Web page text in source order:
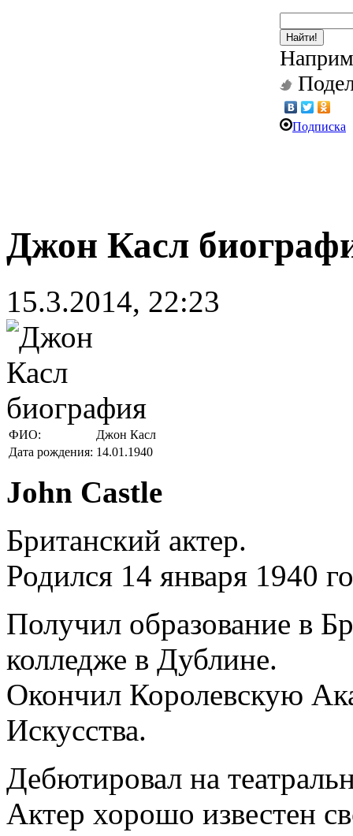
Найти!
Подписка
Джон Касл
15.3.2014, 22:23
ФИО:
Джон Касл
Дата рождения: 14.01.1940
John Castle
Британский актер.
Родился 14 января 1940
Получил образование в
колледже в Дублине.
Окончил Королевскую
Искусства.
Дебютировал на
Актер хорошо известен